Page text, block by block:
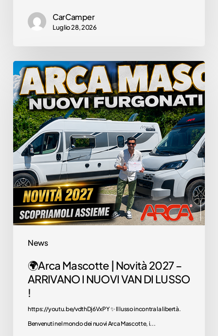
CarCamper
Luglio 28, 2026
News
🌍
Arca
Mascotte
|
Novità
2027
–
ARRIVANO
I
NUOVI
VAN
DI
LUSSO
🌍Arca Mascotte | Novità 2027 –
ARRIVANO I NUOVI VAN DI LUSSO
!
https://youtu.be/vdthDj6VxPY ✨ Il lusso incontra la libertà.
Benvenuti nel mondo dei nuovi Arca Mascotte, i...
Promo
Scopri i prezzi
imperdibili delle
nostre offerte. Il
camper dei tuoi sogni
è qui!
Scoprili
ora